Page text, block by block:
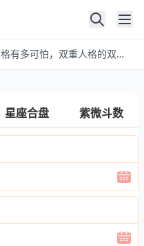
双鱼座的第二人格有多可怕，双重人格的双鱼，会翻脸不认人吗？
星座合盘 紫微斗数